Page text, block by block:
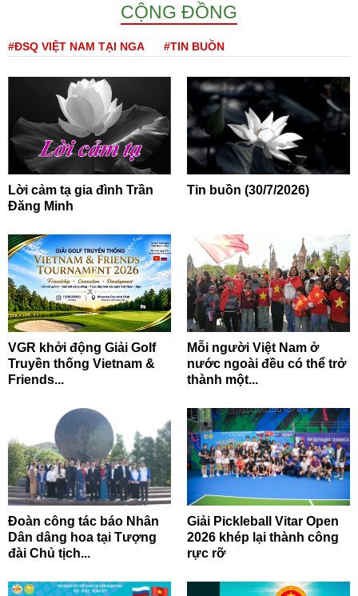
CỘNG ĐỒNG
#ĐSQ VIỆT NAM TẠI NGA #TIN BUỒN
Lời cảm tạ gia đình Trần
Đăng Minh
Tin buồn (30/7/2026)
VGR khởi động Giải Golf
Truyền thống Vietnam &
Friends...
Mỗi người Việt Nam ở
nước ngoài đều có thể trở
thành một...
Đoàn công tác báo Nhân
Dân dâng hoa tại Tượng
đài Chủ tịch...
Giải Pickleball Vitar Open
2026 khép lại thành công
rực rỡ